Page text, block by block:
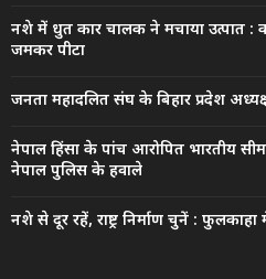
नशे में धुत कार चालक ने मचाया उत्पात :
जमकर पीटा
जनता महादलित संघ के बिहार प्रदेश
नेपाल हिंसा के पांच आरोपित भारतीय
नेपाल पुलिस के हवाले
नशे से दूर रहें, राष्ट्र निर्माण चुनें :